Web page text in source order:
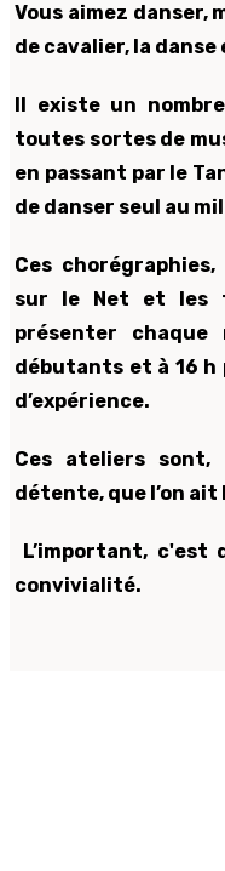
Vous aimez danser,
de cavalier, la
Il existe un
toutes sortes de
en passant par le
de danser seul au
Ces
sur le Net et les
présenter
débutants et à 16 h
d’expérience.
Ces ateliers
détente, que l’on ait
L’important, c'est
convivialité.